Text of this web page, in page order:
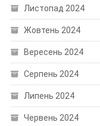
Листопад 2024
Жовтень 2024
Вересень 2024
Серпень 2024
Липень 2024
Червень 2024